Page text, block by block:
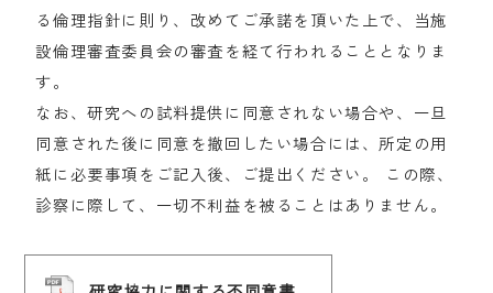
る倫理指針に則り、改めてご承諾を頂いた上で、当施
設倫理審査委員会の審査を経て行われることとなりま
す。
なお、研究への試料提供に同意されない場合や、一旦
同意された後に同意を撤回したい場合には、所定の用
紙に必要事項をご記入後、ご提出ください。 この際、
診察に際して、一切不利益を被ることはありません。